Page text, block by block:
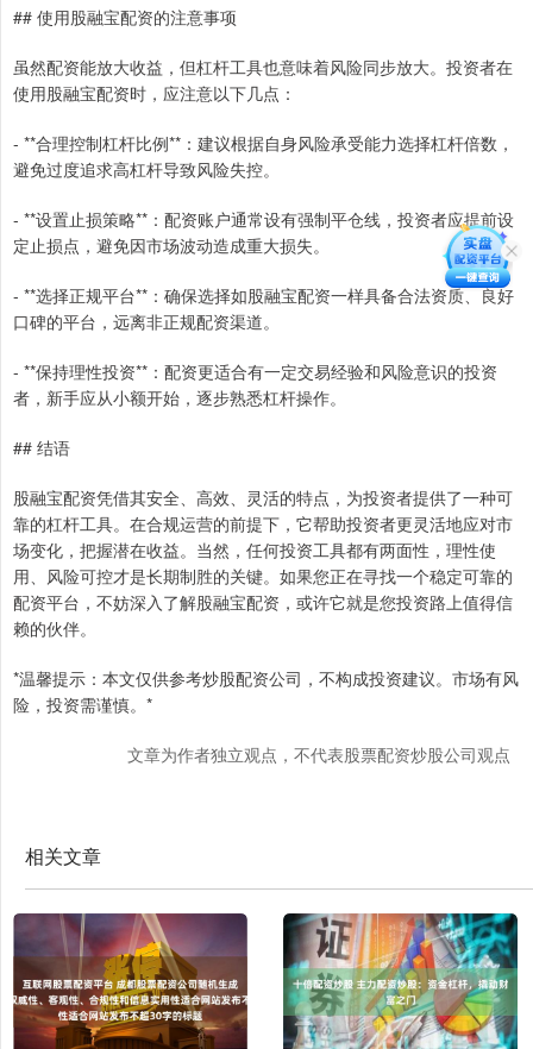
## 使用股融宝配资的注意事项
虽然配资能放大收益，但杠杆工具也意味着风险同步放大。投资者在
使用股融宝配资时，应注意以下几点：
- **合理控制杠杆比例**：建议根据自身风险承受能力选择杠杆倍数，
避免过度追求高杠杆导致风险失控。
- **设置止损策略**：配资账户通常设有强制平仓线，投资者应提前设
定止损点，避免因市场波动造成重大损失。
- **选择正规平台**：确保选择如股融宝配资一样具备合法资质、良好
口碑的平台，远离非正规配资渠道。
- **保持理性投资**：配资更适合有一定交易经验和风险意识的投资
者，新手应从小额开始，逐步熟悉杠杆操作。
## 结语
股融宝配资凭借其安全、高效、灵活的特点，为投资者提供了一种可
靠的杠杆工具。在合规运营的前提下，它帮助投资者更灵活地应对市
场变化，把握潜在收益。当然，任何投资工具都有两面性，理性使
用、风险可控才是长期制胜的关键。如果您正在寻找一个稳定可靠的
配资平台，不妨深入了解股融宝配资，或许它就是您投资路上值得信
赖的伙伴。
*温馨提示：本文仅供参考炒股配资公司，不构成投资建议。市场有风
险，投资需谨慎。*
文章为作者独立观点，不代表股票配资炒股公司观点
相关文章